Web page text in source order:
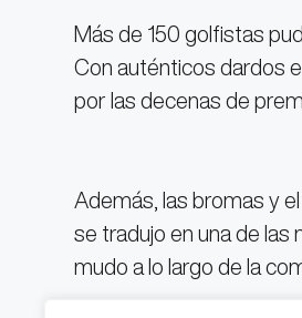
Más de 150 golfistas
Con auténticos dardos
por las decenas de
Además, las bromas y
se tradujo en una de las
mudo a lo largo de la